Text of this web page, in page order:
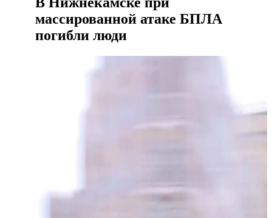
массированной атаке БПЛА
погибли люди